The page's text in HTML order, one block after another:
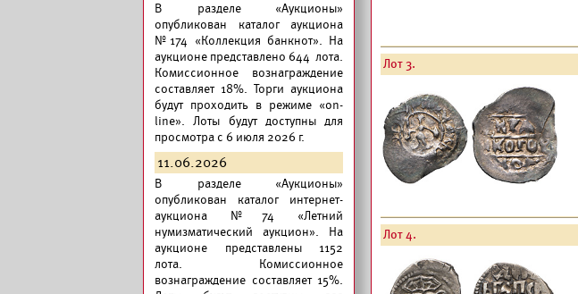
В разделе «Аукционы»
опубликован каталог аукциона
№174 «Коллекция банкнот». На
аукционе представлено 644 лота.
Комиссионное вознаграждение
составляет 18%. Торги аукциона
будут проходить в режиме «on-
line». Лоты будут доступны для
просмотра с 6 июля 2026 г.
11.06.2026
В разделе «Аукционы»
опубликован каталог интернет-
аукциона №74 «Летний
нумизматический аукцион». На
аукционе представлены 1152
лота. Комиссионное
вознаграждение составляет 15%.
Лот 3.
Лот 4.